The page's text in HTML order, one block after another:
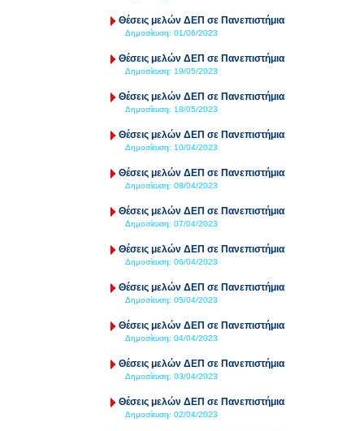
Θέσεις μελών ΔΕΠ σε Πανεπιστήμια
Δημοσίευση: 01/06/2023
Θέσεις μελών ΔΕΠ σε Πανεπιστήμια
Δημοσίευση: 19/05/2023
Θέσεις μελών ΔΕΠ σε Πανεπιστήμια
Δημοσίευση: 18/05/2023
Θέσεις μελών ΔΕΠ σε Πανεπιστήμια
Δημοσίευση: 10/04/2023
Θέσεις μελών ΔΕΠ σε Πανεπιστήμια
Δημοσίευση: 08/04/2023
Θέσεις μελών ΔΕΠ σε Πανεπιστήμια
Δημοσίευση: 07/04/2023
Θέσεις μελών ΔΕΠ σε Πανεπιστήμια
Δημοσίευση: 06/04/2023
Θέσεις μελών ΔΕΠ σε Πανεπιστήμια
Δημοσίευση: 05/04/2023
Θέσεις μελών ΔΕΠ σε Πανεπιστήμια
Δημοσίευση: 04/04/2023
Θέσεις μελών ΔΕΠ σε Πανεπιστήμια
Δημοσίευση: 03/04/2023
Θέσεις μελών ΔΕΠ σε Πανεπιστήμια
Δημοσίευση: 02/04/2023